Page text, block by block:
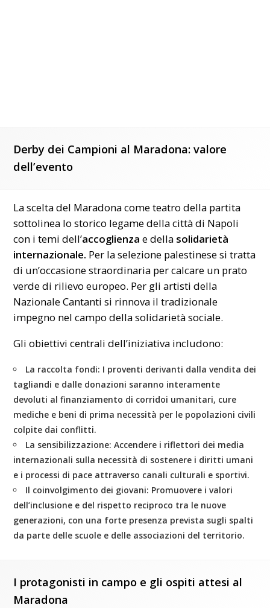
Derby dei Campioni al Maradona: valore
dell’evento
La scelta del Maradona come teatro della partita
sottolinea lo storico legame della città di Napoli
con i temi dell’accoglienza e della solidarietà
internazionale. Per la selezione palestinese si tratta
di un’occasione straordinaria per calcare un prato
verde di rilievo europeo. Per gli artisti della
Nazionale Cantanti si rinnova il tradizionale
impegno nel campo della solidarietà sociale.
Gli obiettivi centrali dell’iniziativa includono:
La raccolta fondi: I proventi derivanti dalla vendita dei
tagliandi e dalle donazioni saranno interamente
devoluti al finanziamento di corridoi umanitari, cure
mediche e beni di prima necessità per le popolazioni civili
colpite dai conflitti.
La sensibilizzazione: Accendere i riflettori dei media
internazionali sulla necessità di sostenere i diritti umani
e i processi di pace attraverso canali culturali e sportivi.
Il coinvolgimento dei giovani: Promuovere i valori
dell’inclusione e del rispetto reciproco tra le nuove
generazioni, con una forte presenza prevista sugli spalti
da parte delle scuole e delle associazioni del territorio.
I protagonisti in campo e gli ospiti attesi al
Maradona